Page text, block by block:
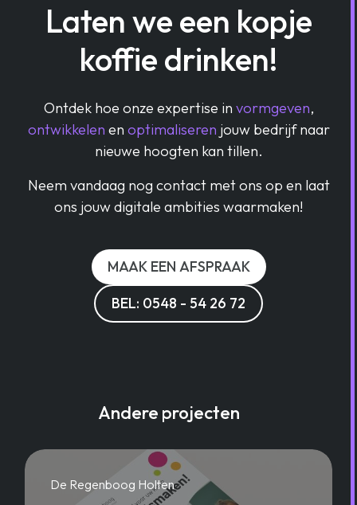
Laten we een kopje
koffie drinken!
Ontdek hoe onze expertise in vormgeven,
ontwikkelen en optimaliseren jouw bedrijf naar
nieuwe hoogten kan tillen.
Neem vandaag nog contact met ons op en laat
ons jouw digitale ambities waarmaken!
MAAK EEN AFSPRAAK
BEL: 0548 - 54 26 72
Andere projecten
De Regenboog Holten